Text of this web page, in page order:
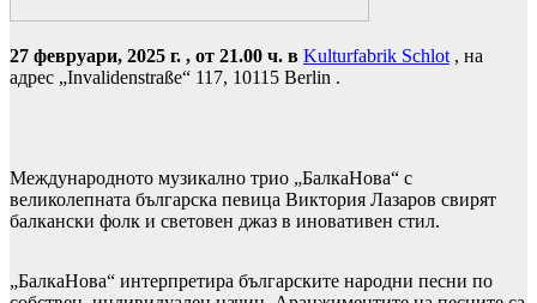
27 февруари, 2025 г. , от 21.00 ч. в Kulturfabrik Schlot, на
адрес „Invalidenstraße“ 117, 10115 Berlin .
Международното музикално трио „БалкаНова“ с
великолепната българска певица Виктория Лазаров свирят
балкански фолк и световен джаз в иновативен стил.
„БалкаНова“ интерпретира българските народни песни по